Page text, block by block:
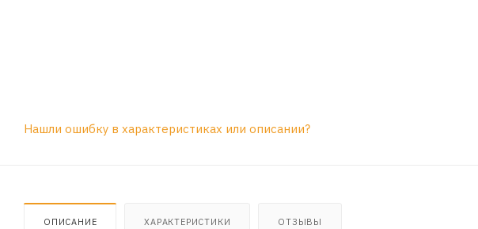
Нашли ошибку в характеристиках или описании?
ОПИСАНИЕ ХАРАКТЕРИСТИКИ ОТЗЫВЫ